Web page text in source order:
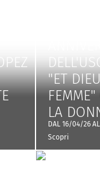
"ET
LA
DAL 16/04/26
Scopri